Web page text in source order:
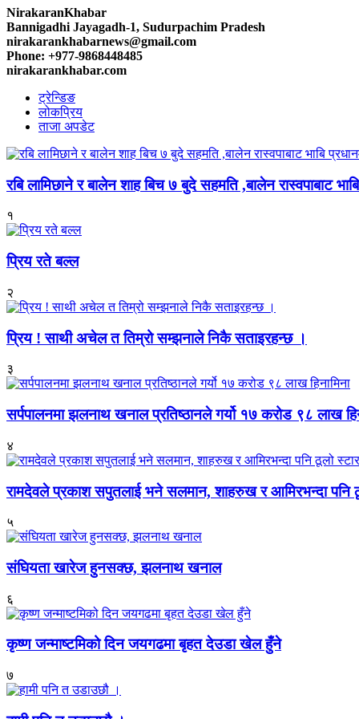
NirakaranKhabar
Bannigadhi Jayagadh-1, Sudurpachim Pradesh
nirakarankhabarnews@gmail.com
Phone: +977-9868448485
nirakarankhabar.com
ट्रेन्डिङ
लोकप्रिय
ताजा अपडेट
रबि लामिछाने र बालेन शाह बिच ७ बुदे सहमति ,बालेन रास्वपाबाट
१
प्रिय रते बल्ल
२
प्रिय ! साथी अचेल त तिम्रो सम्झनाले निकै सताइरहन्छ ।
३
सर्पपालनमा झलनाथ खनाल प्रतिष्ठानले गर्यो १७ करोड ९८ लाख
४
रामदेवले प्रकाश सपुतलाई भने सलमान, शाहरुख र आमिरभन्दा पनि
५
संघियता खारेज हुनसक्छ, झलनाथ खनाल
६
कृष्ण जन्माष्टमिको दिन जयगढमा बृहत देउडा खेल हुँने
७